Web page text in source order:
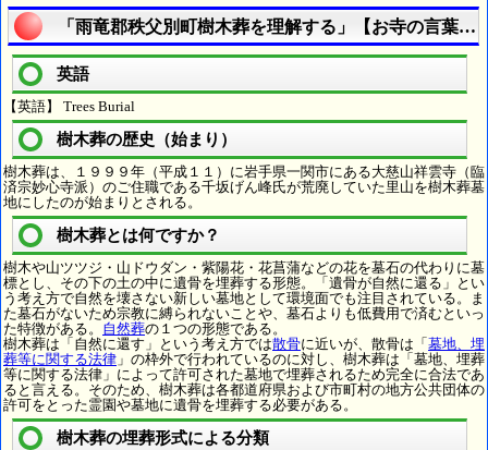
「雨竜郡秩父別町樹木葬を理解する」【お寺の言葉を
英語
【英語】 Trees Burial
樹木葬の歴史（始まり）
樹木葬は、１９９９年（平成１１）に岩手県一関市にある大慈山祥雲寺（臨
済宗妙心寺派）のご住職である千坂げん峰氏が荒廃していた里山を樹木葬墓
地にしたのが始まりとされる。
樹木葬とは何ですか？
樹木や山ツツジ・山ドウダン・紫陽花・花菖蒲などの花を墓石の代わりに墓
標とし、その下の土の中に遺骨を埋葬する形態。「遺骨が自然に還る」とい
う考え方で自然を壊さない新しい墓地として環境面でも注目されている。ま
た墓石がないため宗教に縛られないことや、墓石よりも低費用で済むといっ
た特徴がある。 自然葬の１つの形態である。
樹木葬は「自然に還す」という考え方では散骨に近いが、散骨は「 墓地、埋
葬等に関する法律 」の枠外で行われているのに対し、樹木葬は「墓地、埋葬
等に関する法律」によって許可された墓地で埋葬されるため完全に合法であ
ると言える。そのため、樹木葬は各都道府県および市町村の地方公共団体の
許可をとった霊園や墓地に遺骨を埋葬する必要がある。
樹木葬の埋葬形式による分類